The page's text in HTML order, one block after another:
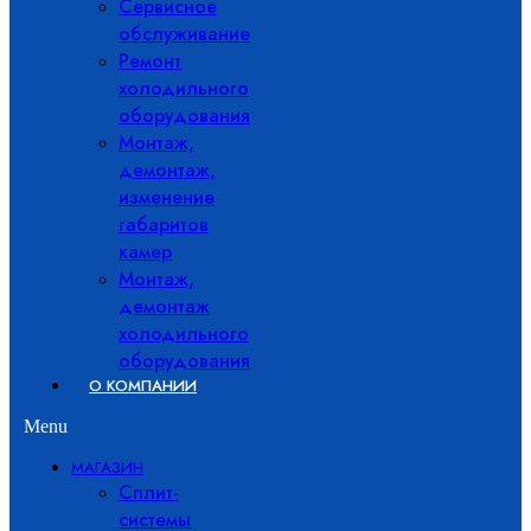
Сервисное
обслуживание
Ремонт
холодильного
оборудования
Монтаж,
демонтаж,
изменение
габаритов
камер
Монтаж,
демонтаж
холодильного
оборудования
О КОМПАНИИ
Menu
МАГАЗИН
Сплит-
системы